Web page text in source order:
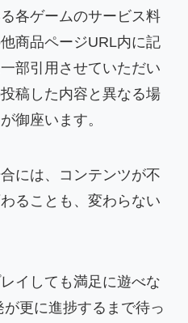
各ゲームのサービス料
商品ページURL内に記
部引用させていただい
稿した内容と異なる場
御座います。
には、コンテンツが不
ることも、変わらない
イしても満足に遊べな
更に進捗するまで待っ